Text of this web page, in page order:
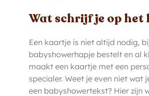
Wat schrijf je op het
Een kaartje is niet altijd nodig,
babyshowerhapje bestelt en al
maakt een kaartje met een
specialer. Weet je even niet
een babyshowertekst? Hier zijn